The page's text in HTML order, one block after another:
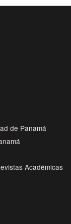
de Panamá
Académicas